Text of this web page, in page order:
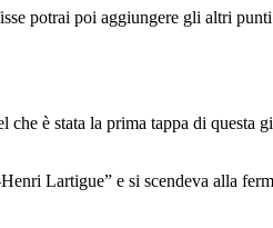
potrai poi aggiungere gli altri
è stata la prima tappa di questa
Lartigue” e si scendeva alla